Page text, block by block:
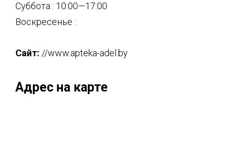
Суббота : 10:00—17:00
Воскресенье :
Сайт: //www.apteka-adel.by
Адрес на карте